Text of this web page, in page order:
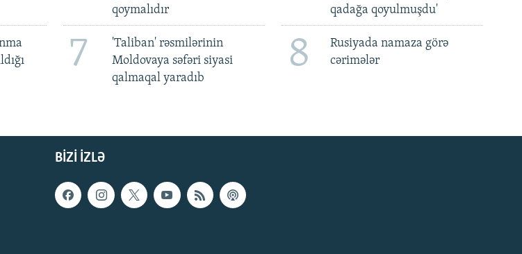
qoymalıdır
qadağa qoyulmuşdu'
7
'Taliban' rəsmilərinin
Moldovaya səfəri siyasi
qalmaqal yaradıb
8
Rusiyada namaza görə
cərimələr
BIZI IZLƏ